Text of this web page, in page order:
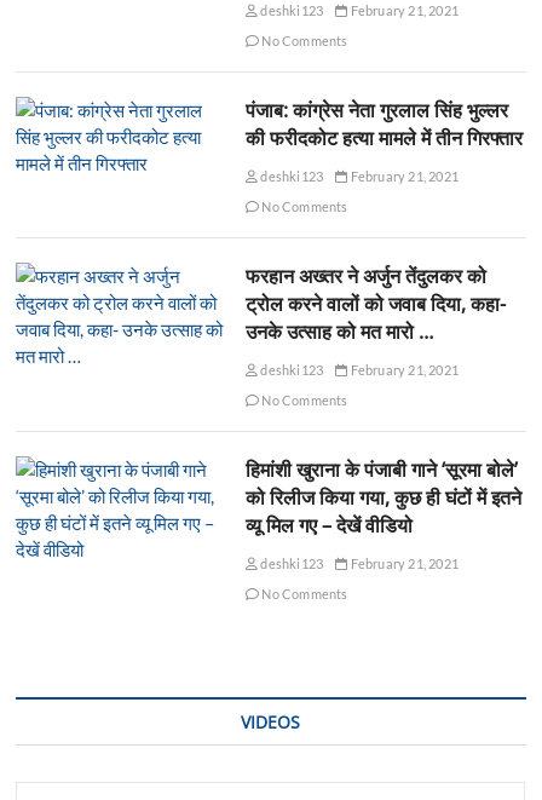
deshki123
February 21, 2021
No Comments
पंजाब: कांग्रेस नेता गुरलाल सिंह भुल्लर
की फरीदकोट हत्या मामले में तीन गिरफ्तार
deshki123
February 21, 2021
No Comments
फरहान अख्तर ने अर्जुन तेंदुलकर को
ट्रोल करने वालों को जवाब दिया, कहा-
उनके उत्साह को मत मारो …
deshki123
February 21, 2021
No Comments
हिमांशी खुराना के पंजाबी गाने ‘सूरमा बोले’
को रिलीज किया गया, कुछ ही घंटों में इतने
व्यू मिल गए – देखें वीडियो
deshki123
February 21, 2021
No Comments
VIDEOS